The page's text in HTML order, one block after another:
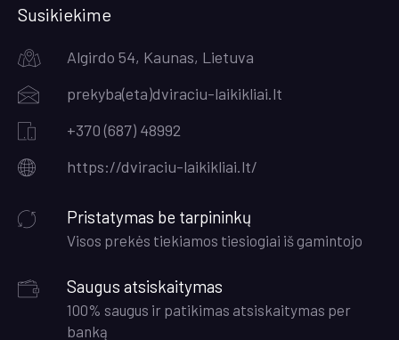
nuorodos
Susikiekime
Algirdo 54, Kaunas, Lietuva
prekyba(eta)dviraciu-laikikliai.lt
+370 (687) 48992
https://dviraciu-laikikliai.lt/
Pristatymas be tarpininkų
Visos prekės tiekiamos tiesiogiai iš gamintojo
Saugus atsiskaitymas
100% saugus ir patikimas atsiskaitymas per
banką